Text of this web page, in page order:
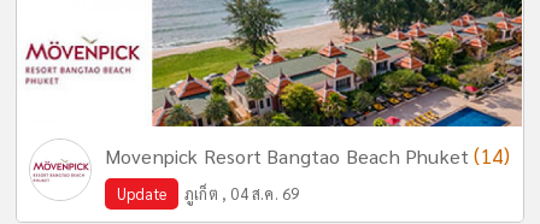
Movenpick Resort Bangtao Beach Phuket(14)
Update ภูเก็ต , 04 ส.ค. 69